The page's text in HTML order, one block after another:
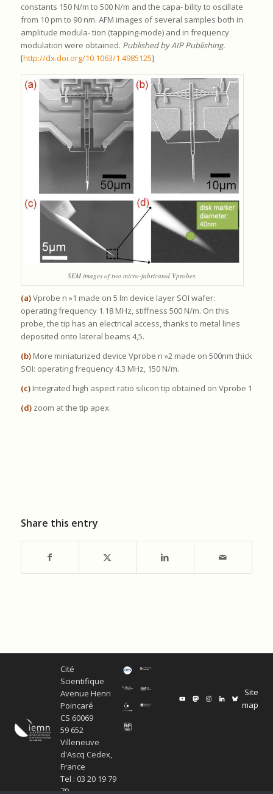
constants 150 N/m to 500 N/m and the capa- bility to oscillate
from 10 pm to 90 nm. AFM images of several samples both in
amplitude modula- tion (tapping-mode) and in frequency
modulation were obtained. Published by AIP Publishing.
[http://dx.doi.org/10.1063/1.4985125]
SEM images of two micro-fabricated Vprobes.
(a)Vprobe n »1 made on 5 lm device layer SOI wafer:
operating frequency 1.18 MHz, stiffness 500 N/m. On this
probe, the tip has an electrical access, thanks to metal lines
deposited onto lateral beams 4,5.
(b)More miniaturized device Vprobe n »2 made on 500nm thick
SOI: operating frequency 4.3 MHz, 150 N/m.
(c)Integrated high aspect ratio silicon tip obtained on Vprobe 1
(d)zoom at the tip apex.
Share this entry
Cité
Scientifique
Avenue Henri
Poincaré
CS 60069
59 652
Villeneuve
d'Ascq Cedex,
France
Tel : 03 20 19 79
79
Site
map